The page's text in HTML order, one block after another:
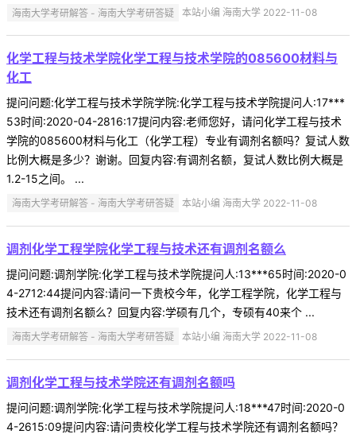
海南大学考研解答 - 海南大学考研答疑 本站小编 海南大学 2022-11-08
化学工程与技术学院化学工程与技术学院的085600材料与
化工
提问问题:化学工程与技术学院学院:化学工程与技术学院提问人:17***
53时间:2020-04-2816:17提问内容:老师您好，请问化学工程与技术
学院的085600材料与化工（化学工程）专业有调剂名额吗？复试人数
比例大概是多少？谢谢。回复内容:有调剂名额，复试人数比例大概是
1.2-15之间。 ...
海南大学考研解答 - 海南大学考研答疑 本站小编 海南大学 2022-11-08
调剂化学工程学院化学工程与技术还有调剂名额么
提问问题:调剂学院:化学工程与技术学院提问人:13***65时间:2020-0
4-2712:44提问内容:请问一下贵校今年，化学工程学院，化学工程与
技术还有调剂名额么？回复内容:学硕有几个，专硕有40来个 ...
海南大学考研解答 - 海南大学考研答疑 本站小编 海南大学 2022-11-08
调剂化学工程与技术学院还有调剂名额吗
提问问题:调剂学院:化学工程与技术学院提问人:18***47时间:2020-0
4-2615:09提问内容:请问贵校化学工程与技术学院还有调剂名额吗？